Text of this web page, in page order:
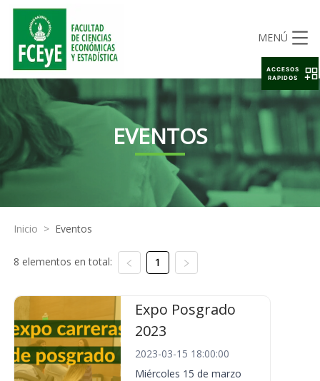
MENÚ
EVENTOS
Inicio > Eventos
8 elementos en total: 1
Expo Posgrado
2023
2023-03-15 18:00:00
Miércoles 15 de marzo
ACCESOS
RAPIDOS